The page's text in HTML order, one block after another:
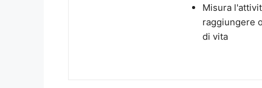
Misura
raggiungere
di vita